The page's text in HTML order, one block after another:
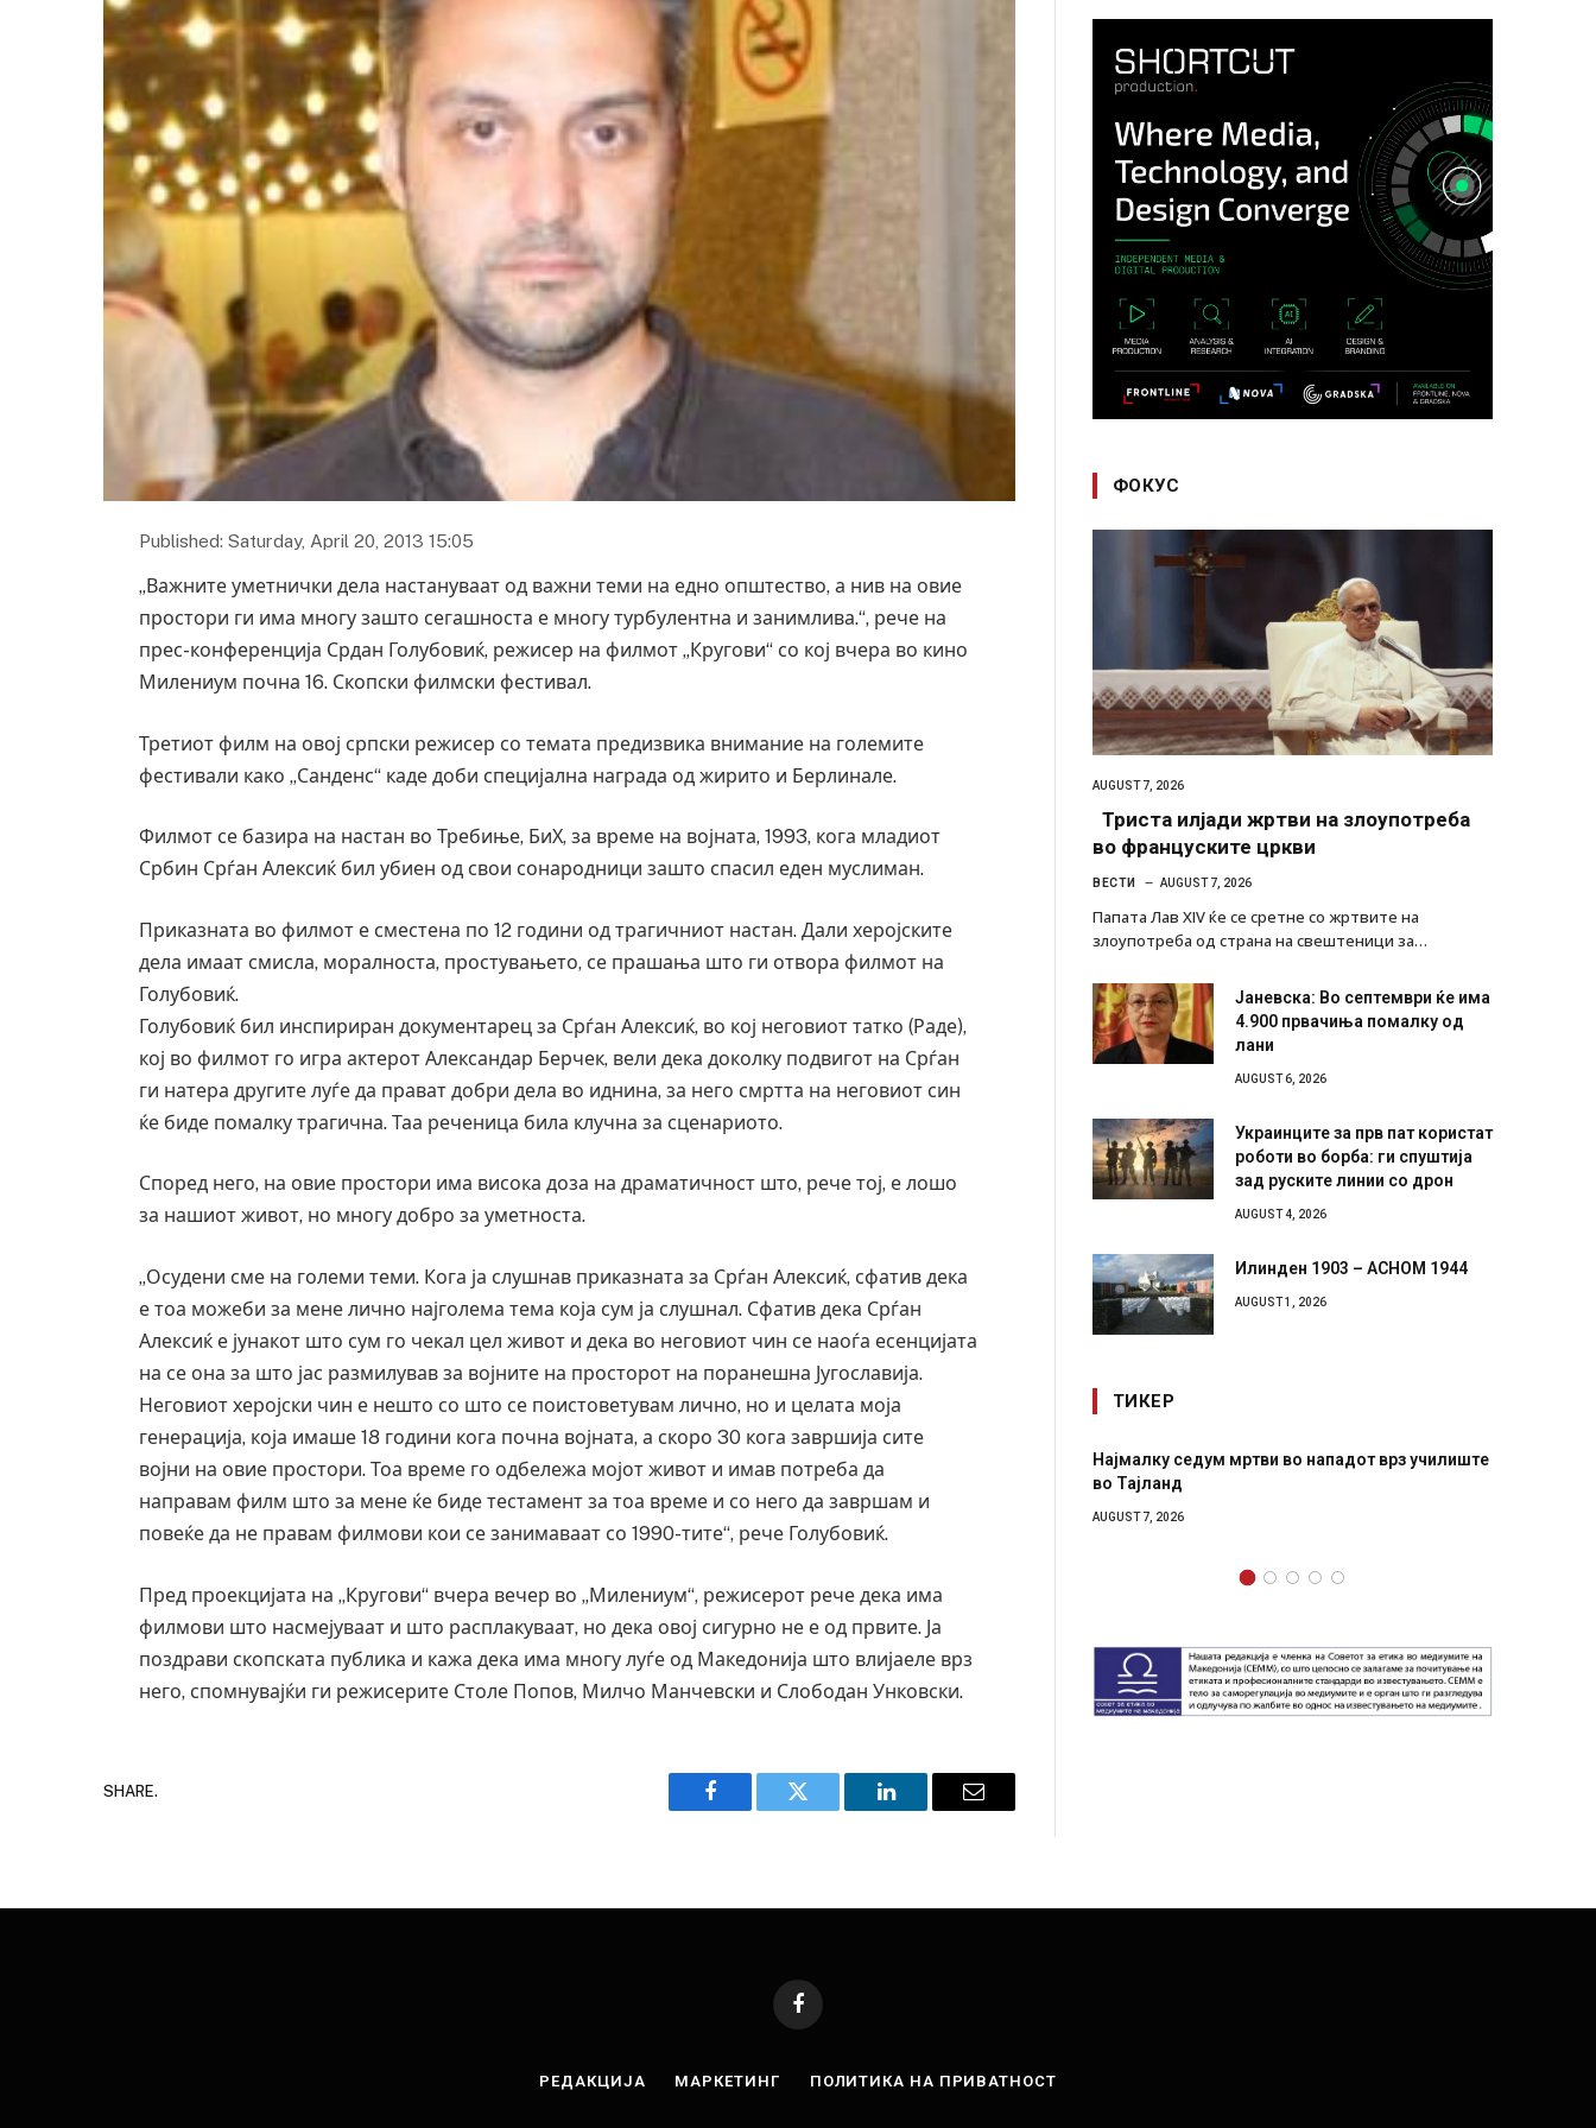
Published: Saturday, April 20, 2013 15:05
„Важните уметнички дела настануваат од важни теми на едно општество, а нив на овие
простори ги има многу зашто сегашноста е многу турбулентна и занимлива.“, рече на
прес-конференција Срдан Голубовиќ, режисер на филмот „Кругови“ со кој вчера во кино
Милениум почна 16. Скопски филмски фестивал.
Третиот филм на овој српски режисер со темата предизвика внимание на големите
фестивали како „Санденс“ каде доби специјална награда од жирито и Берлинале.
Филмот се базира на настан во Требиње, БиХ, за време на војната, 1993, кога младиот
Србин Срѓан Алексиќ бил убиен од свои сонародници зашто спасил еден муслиман.
Приказната во филмот е сместена по 12 години од трагичниот настан. Дали херојските
дела имаат смисла, моралноста, простувањето, се прашања што ги отвора филмот на
Голубовиќ.
Голубовиќ бил инспириран документарец за Срѓан Алексиќ, во кој неговиот татко (Раде),
кој во филмот го игра актерот Александар Берчек, вели дека доколку подвигот на Срѓан
ги натера другите луѓе да прават добри дела во иднина, за него смртта на неговиот син
ќе биде помалку трагична. Таа реченица била клучна за сценариото.
Според него, на овие простори има висока доза на драматичност што, рече тој, е лошо
за нашиот живот, но многу добро за уметноста.
„Осудени сме на големи теми. Кога ја слушнав приказната за Срѓан Алексиќ, сфатив дека
е тоа можеби за мене лично најголема тема која сум ја слушнал. Сфатив дека Срѓан
Алексиќ е јунакот што сум го чекал цел живот и дека во неговиот чин се наоѓа есенцијата
на се она за што јас размилував за војните на просторот на поранешна Југославија.
Неговиот херојски чин е нешто со што се поистоветувам лично, но и целата моја
генерација, која имаше 18 години кога почна војната, а скоро 30 кога завршија сите
војни на овие простори. Тоа време го одбележа мојот живот и имав потреба да
направам филм што за мене ќе биде тестамент за тоа време и со него да завршам и
повеќе да не правам филмови кои се занимаваат со 1990-тите“, рече Голубовиќ.
Пред проекцијата на „Кругови“ вчера вечер во „Милениум“, режисерот рече дека има
филмови што насмејуваат и што расплакуваат, но дека овој сигурно не е од првите. Ја
поздрави скопската публика и кажа дека има многу луѓе од Македонија што влијаеле врз
него, спомнувајќи ги режисерите Столе Попов, Милчо Манчевски и Слободан Унковски.
SHARE.
Facebook Twitter LinkedIn Email
ФОКУС
AUGUST 7, 2026
Триста илјади жртви на злоупотреба
во француските цркви
ВЕСТИ AUGUST 7, 2026
Папата Лав XIV ќе се сретне со жртвите на
злоупотреба од страна на свештеници за…
Јаневска: Во септември ќе има
4.900 првачиња помалку од
лани
AUGUST 6, 2026
Украинците за прв пат користат
роботи во борба: ги спуштија
зад руските линии со дрон
AUGUST 4, 2026
Илинден 1903 – АСНОМ 1944
AUGUST 1, 2026
ТИКЕР
Уште двајца починаа од повредите во ресторан
во главниот град на Русуија – експлозивот бил
завиткан како роденденски подарок
AUGUST 2, 2026
Најмалку седум мртви во нападот врз училиште
во Тајланд
AUGUST 7, 2026
Facebook
РЕДАКЦИЈА МАРКЕТИНГ ПОЛИТИКА НА ПРИВАТНОСТ